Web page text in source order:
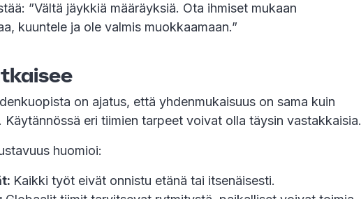
”Vältä jäykkiä määräyksiä. Ota ihmiset mukaan
kuuntele ja ole valmis muokkaamaan.”
on ajatus, että yhdenmukaisuus on sama kuin
Käytännössä eri tiimien tarpeet voivat olla täysin vastakkaisia.
huomioi:
Kaikki työt eivät onnistu etänä tai itsenäisesti.